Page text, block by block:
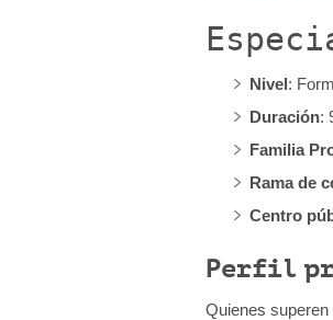
Nivel:
Duración:
Familia
Rama de
Centro
Perfil
Quienes